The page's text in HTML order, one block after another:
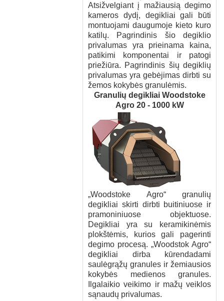
Atsižvelgiant į mažiausią degimo
kameros dydį, degikliai gali būti
montuojami daugumoje kieto kuro
katilų. Pagrindinis šio degiklio
privalumas yra prieinama kaina,
patikimi komponentai ir patogi
priežiūra. Pagrindinis šių degiklių
privalumas yra gebėjimas dirbti su
žemos kokybės granulėmis.
Granulių degikliai Woodstoke
Agro 20 - 1000 kW
„Woodstoke Agro“ granulių
degikliai skirti dirbti buitiniuose ir
pramoniniuose objektuose.
Degikliai yra su keramikinėmis
plokštėmis, kurios gali pagerinti
degimo procesą. „Woodstok Agro“
degikliai dirba kūrendadami
saulėgrąžų granules ir žemiausios
kokybės medienos granules.
Ilgalaikio veikimo ir mažų veiklos
sąnaudų privalumas.